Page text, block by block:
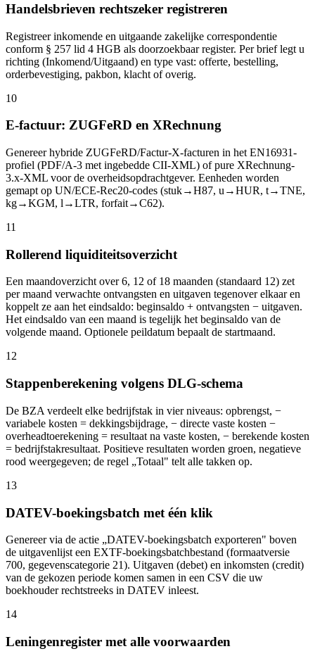
Handelsbrieven rechtszeker registreren
Registreer inkomende en uitgaande zakelijke correspondentie
conform § 257 lid 4 HGB als doorzoekbaar register. Per brief legt u
richting (Inkomend/Uitgaand) en type vast: offerte, bestelling,
orderbevestiging, pakbon, klacht of overig.
10
E-factuur: ZUGFeRD en XRechnung
Genereer hybride ZUGFeRD/Factur-X-facturen in het EN16931-
profiel (PDF/A-3 met ingebedde CII-XML) of pure XRechnung-
3.x-XML voor de overheidsopdrachtgever. Eenheden worden
gemapt op UN/ECE-Rec20-codes (stuk→H87, u→HUR, t→TNE,
kg→KGM, l→LTR, forfait→C62).
11
Rollerend liquiditeitsoverzicht
Een maandoverzicht over 6, 12 of 18 maanden (standaard 12) zet
per maand verwachte ontvangsten en uitgaven tegenover elkaar en
koppelt ze aan het eindsaldo: beginsaldo + ontvangsten − uitgaven.
Het eindsaldo van een maand is tegelijk het beginsaldo van de
volgende maand. Optionele peildatum bepaalt de startmaand.
12
Stappenberekening volgens DLG-schema
De BZA verdeelt elke bedrijfstak in vier niveaus: opbrengst, −
variabele kosten = dekkingsbijdrage, − directe vaste kosten −
overheadtoerekening = resultaat na vaste kosten, − berekende kosten
= bedrijfstakresultaat. Positieve resultaten worden groen, negatieve
rood weergegeven; de regel „Totaal" telt alle takken op.
13
DATEV-boekingsbatch met één klik
Genereer via de actie „DATEV-boekingsbatch exporteren" boven
de uitgavenlijst een EXTF-boekingsbatchbestand (formaatversie
700, gegevenscategorie 21). Uitgaven (debet) en inkomsten (credit)
van de gekozen periode komen samen in een CSV die uw
boekhouder rechtstreeks in DATEV inleest.
14
Leningenregister met alle voorwaarden